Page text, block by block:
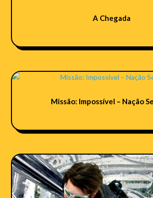
A Chegada
Missão: Impossí­vel – Nação